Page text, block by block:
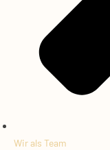
Wir als Team